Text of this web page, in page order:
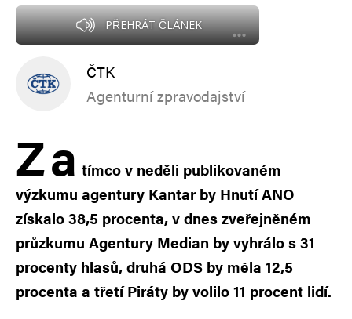
PŘEHRÁT ČLÁNEK
ČTK
Agenturní zpravodajství
Za tímco v neděli publikovaném
výzkumu agentury Kantar by Hnutí ANO
získalo 38,5 procenta, v dnes zveřejněném
průzkumu Agentury Median by vyhrálo s 31
procenty hlasů, druhá ODS by měla 12,5
procenta a třetí Piráty by volilo 11 procent lidí.